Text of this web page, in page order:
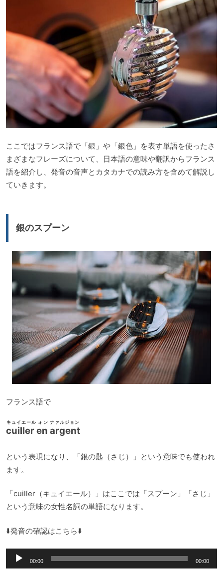
ここではフランス語で「銀」や「銀色」を表す単語を使ったさ
まざまなフレーズについて、日本語の意味や翻訳からフランス
語を紹介し、発音の音声とカタカナでの読み方を含めて解説し
ていきます。
銀のスプーン
フランス語で
cuiller en argent
キュイエール ォン ナァルジョン
という表現になり、「銀の匙（さじ）」という意味でも使われ
ます。
「cuiller（キュイエール）」はここでは「スプーン」「さじ」
という意味の女性名詞の単語になります。
⬇️発音の確認はこちら⬇️
00:00 00:00